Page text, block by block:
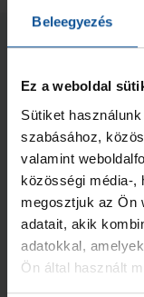
Beleegyezés
Ez a weboldal
Sütiket
szabásához,
valamint
közösségi média-,
megosztjuk az Ön
adatait, akik
adatokkal,
Ön által használt
Neked
Galéria
Futás a Ligetben